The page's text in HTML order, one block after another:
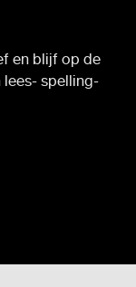
en blijf op de
lees- spelling-